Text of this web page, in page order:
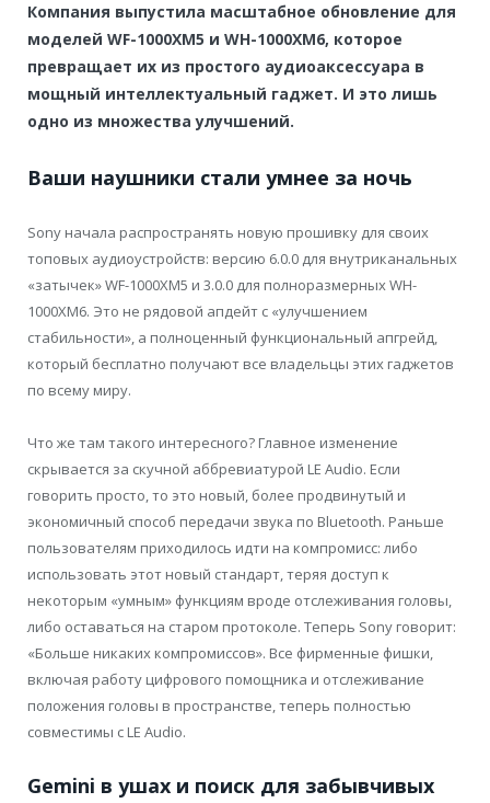
Компания выпустила масштабное обновление для
моделей WF-1000XM5 и WH-1000XM6, которое
превращает их из простого аудиоаксессуара в
мощный интеллектуальный гаджет. И это лишь
одно из множества улучшений.
Ваши наушники стали умнее за ночь
Sony начала распространять новую прошивку для своих
топовых аудиоустройств: версию 6.0.0 для внутриканальных
«затычек» WF-1000XM5 и 3.0.0 для полноразмерных WH-
1000XM6. Это не рядовой апдейт с «улучшением
стабильности», а полноценный функциональный апгрейд,
который бесплатно получают все владельцы этих гаджетов
по всему миру.
Что же там такого интересного? Главное изменение
скрывается за скучной аббревиатурой LE Audio. Если
говорить просто, то это новый, более продвинутый и
экономичный способ передачи звука по Bluetooth. Раньше
пользователям приходилось идти на компромисс: либо
использовать этот новый стандарт, теряя доступ к
некоторым «умным» функциям вроде отслеживания головы,
либо оставаться на старом протоколе. Теперь Sony говорит:
«Больше никаких компромиссов». Все фирменные фишки,
включая работу цифрового помощника и отслеживание
положения головы в пространстве, теперь полностью
совместимы с LE Audio.
Gemini в ушах и поиск для забывчивых